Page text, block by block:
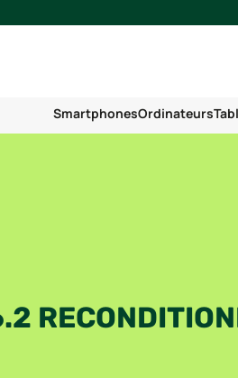
SmartphonesOrdinateurs